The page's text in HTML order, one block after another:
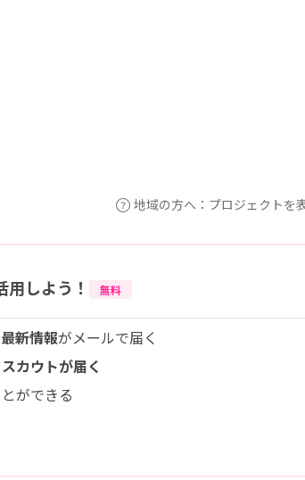
地域の方へ：プロジェクトを
しよう！ 無料
新情報がメールで届く
スカウトが届く
ができる